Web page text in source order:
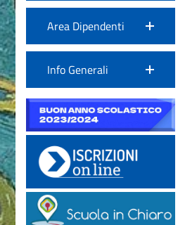
Area Dipendenti
Info Generali